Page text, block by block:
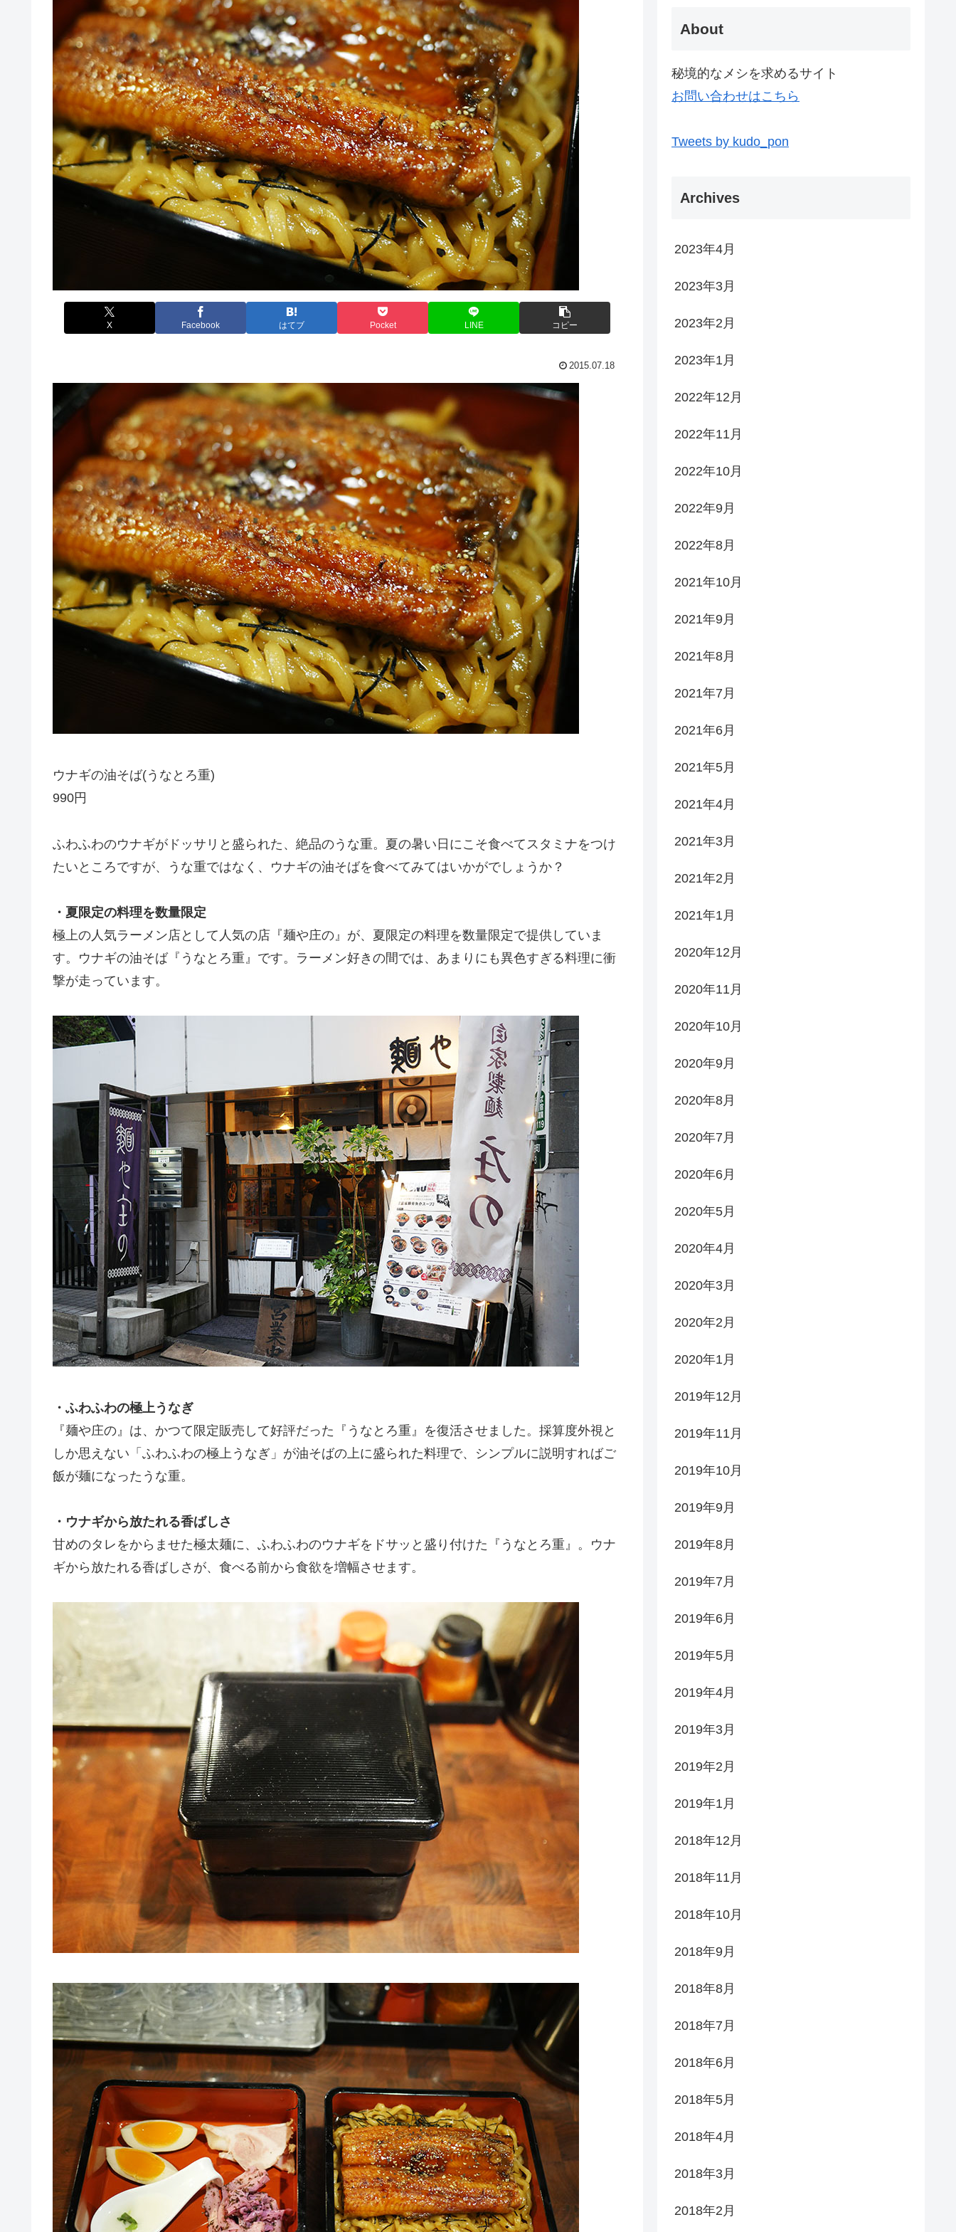
X Facebook はてブ Pocket LINE コピー
2015.07.18
ウナギの油そば(うなとろ重)
990円
ふわふわのウナギがドッサリと盛られた、絶品のうな重。夏の暑い日にこそ食べてスタミナをつけ
たいところですが、うな重ではなく、ウナギの油そばを食べてみてはいかがでしょうか？
・夏限定の料理を数量限定
極上の人気ラーメン店として人気の店『麺や庄の』が、夏限定の料理を数量限定で提供していま
す。ウナギの油そば『うなとろ重』です。ラーメン好きの間では、あまりにも異色すぎる料理に衝
撃が走っています。
・ふわふわの極上うなぎ
『麺や庄の』は、かつて限定販売して好評だった『うなとろ重』を復活させました。採算度外視と
しか思えない「ふわふわの極上うなぎ」が油そばの上に盛られた料理で、シンプルに説明すればご
飯が麺になったうな重。
・ウナギから放たれる香ばしさ
甘めのタレをからませた極太麺に、ふわふわのウナギをドサッと盛り付けた『うなとろ重』。ウナ
ギから放たれる香ばしさが、食べる前から食欲を増幅させます。
About
秘境的なメシを求めるサイト
お問い合わせはこちら
Tweets by kudo_pon
Archives
2023年4月
2023年3月
2023年2月
2023年1月
2022年12月
2022年11月
2022年10月
2022年9月
2022年8月
2021年10月
2021年9月
2021年8月
2021年7月
2021年6月
2021年5月
2021年4月
2021年3月
2021年2月
2021年1月
2020年12月
2020年11月
2020年10月
2020年9月
2020年8月
2020年7月
2020年6月
2020年5月
2020年4月
2020年3月
2020年2月
2020年1月
2019年12月
2019年11月
2019年10月
2019年9月
2019年8月
2019年7月
2019年6月
2019年5月
2019年4月
2019年3月
2019年2月
2019年1月
2018年12月
2018年11月
2018年10月
2018年9月
2018年8月
2018年7月
2018年6月
2018年5月
2018年4月
2018年3月
2018年2月